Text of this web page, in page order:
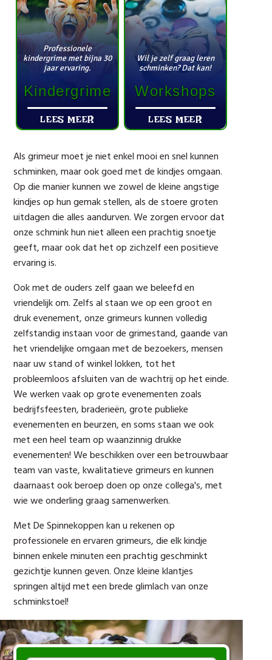
Professionele
kindergrime met bijna 30
jaar ervaring.
Kindergrime
LEES MEER
Wil je zelf graag leren
schminken? Dat kan!
Workshops
LEES MEER
Als grimeur moet je niet enkel mooi en snel kunnen
schminken, maar ook goed met de kindjes omgaan.
Op die manier kunnen we zowel de kleine angstige
kindjes op hun gemak stellen, als de stoere groten
uitdagen die alles aandurven. We zorgen ervoor dat
onze schmink hun niet alleen een prachtig snoetje
geeft, maar ook dat het op zichzelf een positieve
ervaring is.
Ook met de ouders zelf gaan we beleefd en
vriendelijk om. Zelfs al staan we op een groot en
druk evenement, onze grimeurs kunnen volledig
zelfstandig instaan voor de grimestand, gaande van
het vriendelijke omgaan met de bezoekers, mensen
naar uw stand of winkel lokken, tot het
probleemloos afsluiten van de wachtrij op het einde.
We werken vaak op grote evenementen zoals
bedrijfsfeesten, braderieën, grote publieke
evenementen en beurzen, en soms staan we ook
met een heel team op waanzinnig drukke
evenementen! We beschikken over een betrouwbaar
team van vaste, kwalitatieve grimeurs en kunnen
daarnaast ook beroep doen op onze collega's, met
wie we onderling graag samenwerken.
Met De Spinnekoppen kan u rekenen op
professionele en ervaren grimeurs, die elk kindje
binnen enkele minuten een prachtig geschminkt
gezichtje kunnen geven. Onze kleine klantjes
springen altijd met een brede glimlach van onze
schminkstoel!